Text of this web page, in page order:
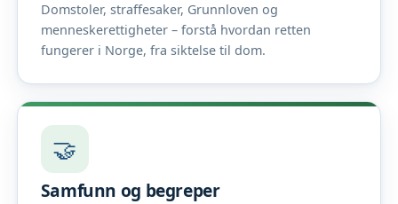
Domstoler, straffesaker, Grunnloven og
menneskerettigheter – forstå hvordan retten
fungerer i Norge, fra siktelse til dom.
🤝
Samfunn og begreper